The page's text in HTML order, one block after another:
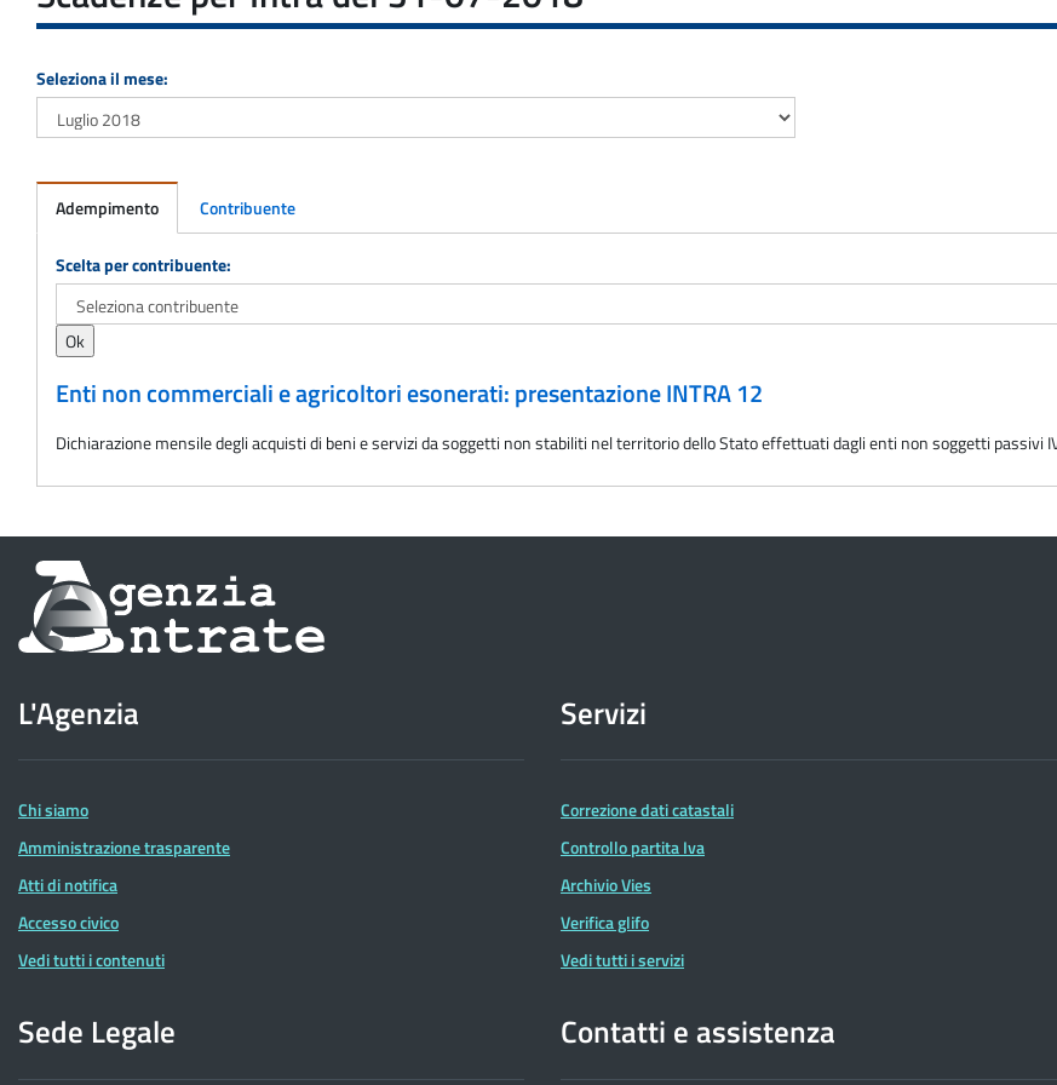
Seleziona il mese:
Adempimento Contribuente
Adempimento
Scelta per contribuente:
Enti non commerciali e agricoltori esonerati: presentazione INTRA 12
Dichiarazione mensile degli acquisti di beni e servizi da soggetti non stabiliti nel territorio dello Stato effettuati dagli enti non soggetti passivi
Informazioni
sul
dell'Agenzia
delle
Entrate
L'Agenzia
Chi siamo
Amministrazione trasparente
Atti di notifica
Accesso civico
Vedi tutti i contenuti
Servizi
Correzione dati catastali
Controllo partita Iva
Archivio Vies
Verifica glifo
Vedi tutti i servizi
Sede Legale Contatti e assistenza